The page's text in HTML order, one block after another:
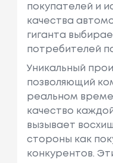
покупателей и
качества
гиганта
потребителей
Уникальный
позволяющий
реальном
качество
вызывает
стороны как
конкурентов.